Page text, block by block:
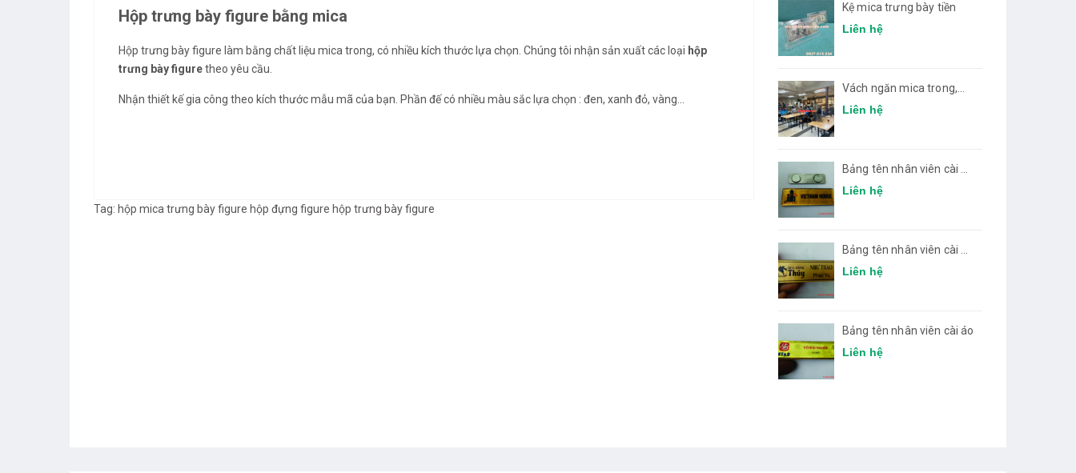
Hộp trưng bày figure bằng mica
Hộp trưng bày figure làm bằng chất liệu mica trong, có nhiều kích thước lựa chọn. Chúng tôi nhận sản xuất các loại hộp
trưng bày figuretheo yêu cầu.
Nhận thiết kế gia công theo kích thước mẫu mã của bạn. Phần đế có nhiều màu sắc lựa chọn : đen, xanh đỏ, vàng...
Tag: hộp mica trưng bày figure hộp đựng figure hộp trưng bày figure
Kệ mica trưng bày tiền
Liên hệ
Vách ngăn mica trong,
vách ngăn phòng dịch
Liên hệ
Bảng tên nhân viên cài áo
02
Liên hệ
Bảng tên nhân viên cài áo
01
Liên hệ
Bảng tên nhân viên cài áo
Liên hệ